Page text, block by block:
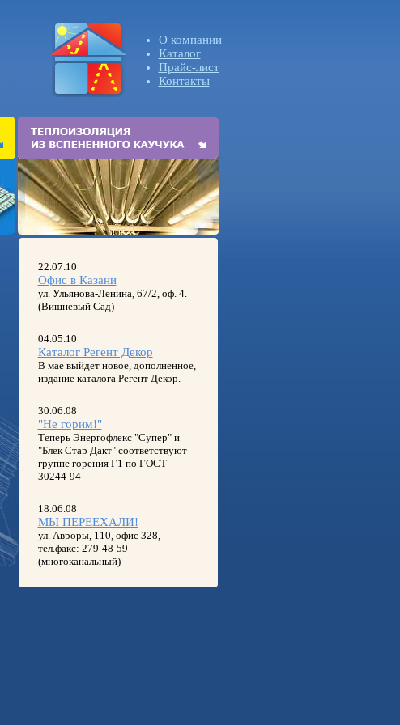
О компании
Каталог
Прайс-лист
Контакты
22.07.10
Офис в Казани
ул. Ульянова-Ленина, 67/2, оф. 4.
(Вишневый Сад)
04.05.10
Каталог Регент Декор
В мае выйдет новое, дополненное,
издание каталога Регент Декор.
30.06.08
"Не горим!"
Теперь Энергофлекс "Супер" и
"Блек Стар Дакт" соответствуют
группе горения Г1 по ГОСТ
30244-94
18.06.08
МЫ ПЕРЕЕХАЛИ!
ул. Авроры, 110, офис 328,
тел.факс: 279-48-59
(многоканальный)